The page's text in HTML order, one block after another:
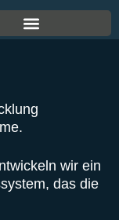
wir ein
das die